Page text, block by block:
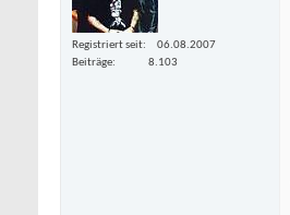
Registriert seit
06.08.2007
Beiträge
8.103